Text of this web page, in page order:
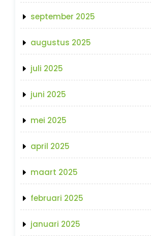
september 2025
augustus 2025
juli 2025
juni 2025
mei 2025
april 2025
maart 2025
februari 2025
januari 2025